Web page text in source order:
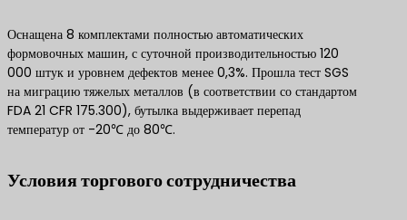
Оснащена 8 комплектами полностью автоматических
формовочных машин, с суточной производительностью 120
000 штук и уровнем дефектов менее 0,3%. Прошла тест SGS
на миграцию тяжелых металлов (в соответствии со стандартом
FDA 21 CFR 175.300), бутылка выдерживает перепад
температур от -20℃ до 80℃.
Условия торгового сотрудничества